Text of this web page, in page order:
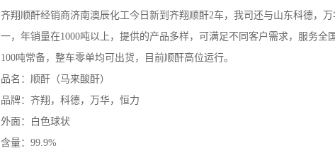
齐翔顺酐经销商济南澳辰化工今日新到齐翔顺酐2车，我司还与山东科德，
一，年销量在1000吨以上，提供的产品多样，可满足不同客户需求，服务
100吨常备，整车零单均可出货，目前顺酐高位运行。
品名：顺酐（马来酸酐）
品牌：齐翔，科德，万华，恒力
外面：白色球状
含量：99.9%